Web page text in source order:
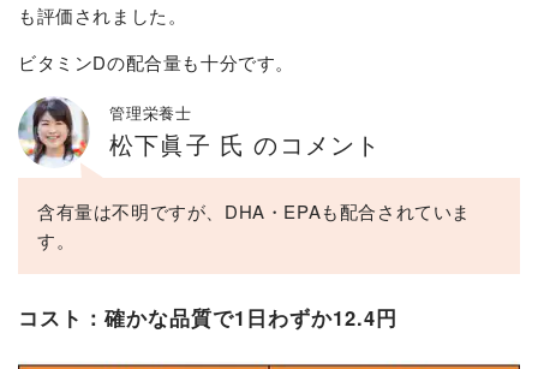
も評価されました。
ビタミンDの配合量も十分です。
管理栄養士
松下眞子 氏 のコメント
含有量は不明ですが、DHA・EPAも配合されていま
す。
コスト：確かな品質で1日わずか12.4円